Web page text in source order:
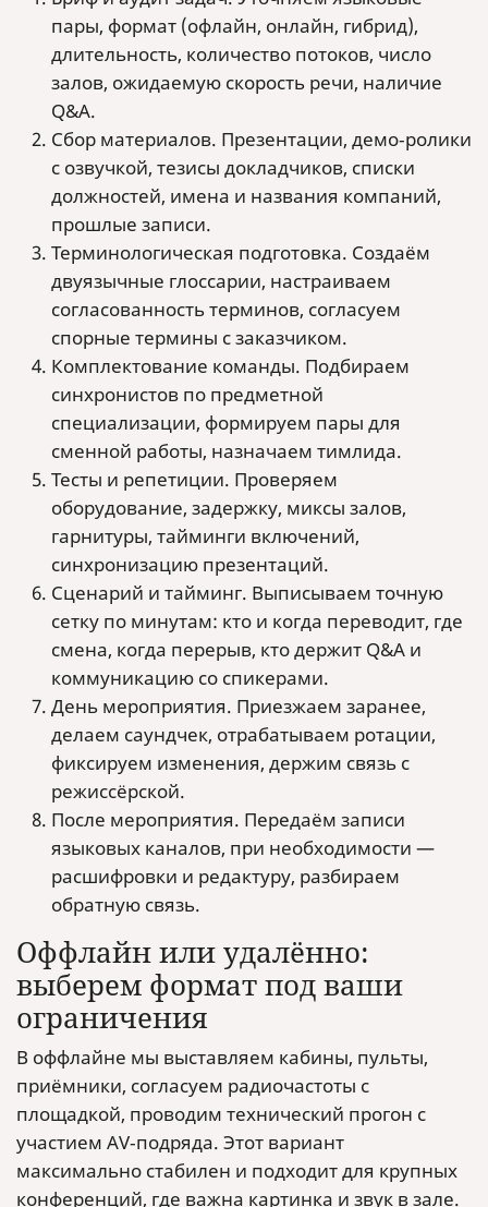
пары, формат (офлайн, онлайн, гибрид),
длительность, количество потоков, число
залов, ожидаемую скорость речи, наличие
Q&A.
Сбор материалов. Презентации, демо‑ролики
с озвучкой, тезисы докладчиков, списки
должностей, имена и названия компаний,
прошлые записи.
Терминологическая подготовка. Создаём
двуязычные глоссарии, настраиваем
согласованность терминов, согласуем
спорные термины с заказчиком.
Комплектование команды. Подбираем
синхронистов по предметной
специализации, формируем пары для
сменной работы, назначаем тимлида.
Тесты и репетиции. Проверяем
оборудование, задержку, миксы залов,
гарнитуры, тайминги включений,
синхронизацию презентаций.
Сценарий и тайминг. Выписываем точную
сетку по минутам: кто и когда переводит, где
смена, когда перерыв, кто держит Q&A и
коммуникацию со спикерами.
День мероприятия. Приезжаем заранее,
делаем саундчек, отрабатываем ротации,
фиксируем изменения, держим связь с
режиссёрской.
После мероприятия. Передаём записи
языковых каналов, при необходимости —
расшифровки и редактуру, разбираем
обратную связь.
Оффлайн или удалённо:
выберем формат под ваши
ограничения
В оффлайне мы выставляем кабины, пульты,
приёмники, согласуем радиочастоты с
площадкой, проводим технический прогон с
участием AV‑подряда. Этот вариант
максимально стабилен и подходит для крупных
конференций, где важна картинка и звук в зале.